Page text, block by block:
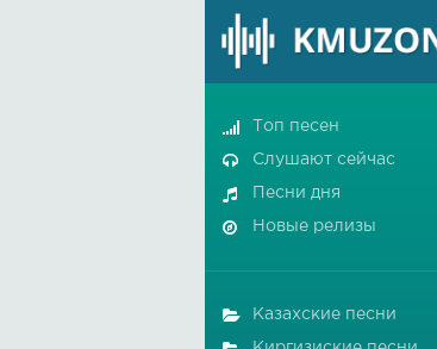
Топ песен
Слушают сейчас
Песни дня
Новые релизы
Казахские песни